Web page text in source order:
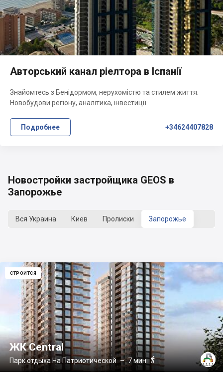
Авторський канал ріелтора в Іспанії
Знайомтесь з Бенідормом, нерухомістю та стилем життя.
Новобудови регіону, аналітика, інвестиції
Подробнее +34624407828
Новостройки застройщика GEOS в
Запорожье
Вся Украина Киев Пролиски Запорожье
СТРОИТСЯ
ЖК Central
Парк отдыха На Патриотической– 7 мин.